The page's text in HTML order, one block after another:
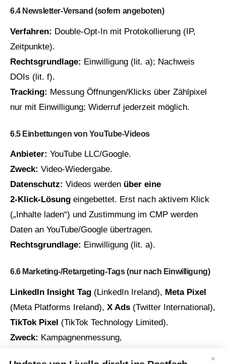
6.4 Newsletter‑Versand (sofern angeboten)
Verfahren: Double‑Opt‑In mit Protokollierung (IP,
Zeitpunkte).
Rechtsgrundlage: Einwilligung (lit. a); Nachweis
DOIs (lit. f).
Tracking: Messung Öffnungen/Klicks über Zählpixel
nur mit Einwilligung; Widerruf jederzeit möglich.
6.5 Einbettungen von YouTube‑Videos
Anbieter: YouTube LLC/Google.
Zweck: Video‑Wiedergabe.
Datenschutz: Videos werden über eine
2‑Klick‑Lösung eingebettet. Erst nach aktivem Klick
(„Inhalte laden“) und Zustimmung im CMP werden
Daten an YouTube/Google übertragen.
Rechtsgrundlage: Einwilligung (lit. a).
6.6 Marketing‑/Retargeting‑Tags (nur nach Einwilligung)
LinkedIn Insight Tag (LinkedIn Ireland), Meta Pixel
(Meta Platforms Ireland), X Ads (Twitter International),
TikTok Pixel (TikTok Technology Limited).
Zweck: Kampagnenmessung,
×